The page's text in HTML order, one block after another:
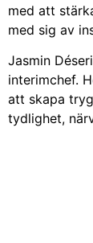
med att
med sig av
Jasmin
interimchef.
att skapa
tydlighet,